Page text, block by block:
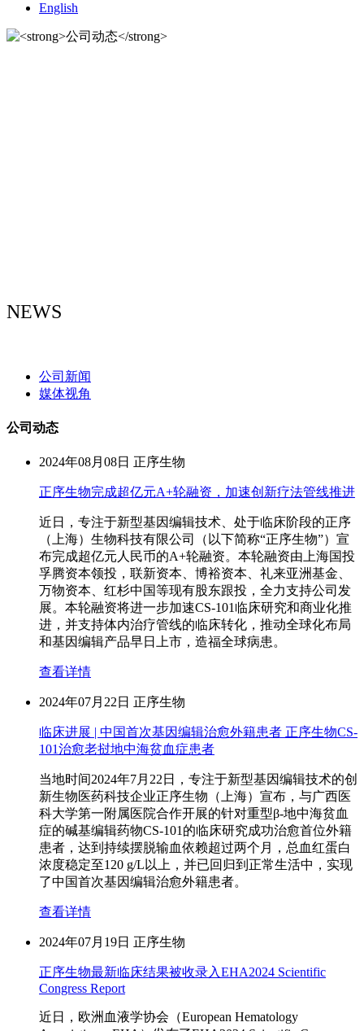
English
NEWS
公司新闻
媒体视角
公司动态
2024年08月08日 正序生物
正序生物完成超亿元A+轮融资，加速创新疗法管线推进
​近日，专注于新型基因编辑技术、处于临床阶段的正序
（上海）生物科技有限公司（以下简称“正序生物”）宣
布完成超亿元人民币的A+轮融资。本轮融资由上海国投
孚腾资本领投，联新资本、博裕资本、礼来亚洲基金、
万物资本、红杉中国等现有股东跟投，全力支持公司发
展。本轮融资将进一步加速CS-101临床研究和商业化推
进，并支持体内治疗管线的临床转化，推动全球化布局
和基因编辑产品早日上市，造福全球病患。
查看详情
2024年07月22日 正序生物
临床进展 | 中国首次基因编辑治愈外籍患者 正序生物CS-
101治愈老挝地中海贫血症患者
当地时间2024年7月22日，专注于新型基因编辑技术的创
新生物医药科技企业正序生物（上海）宣布，与广西医
科大学第一附属医院合作开展的针对重型β-地中海贫血
症的碱基编辑药物CS-101的临床研究成功治愈首位外籍
患者，达到持续摆脱输血依赖超过两个月，总血红蛋白
浓度稳定至120 g/L以上，并已回归到正常生活中，实现
了中国首次基因编辑治愈外籍患者。
查看详情
2024年07月19日 正序生物
正序生物最新临床结果被收录入EHA2024 Scientific
Congress Report
近日，欧洲血液学协会（European Hematology